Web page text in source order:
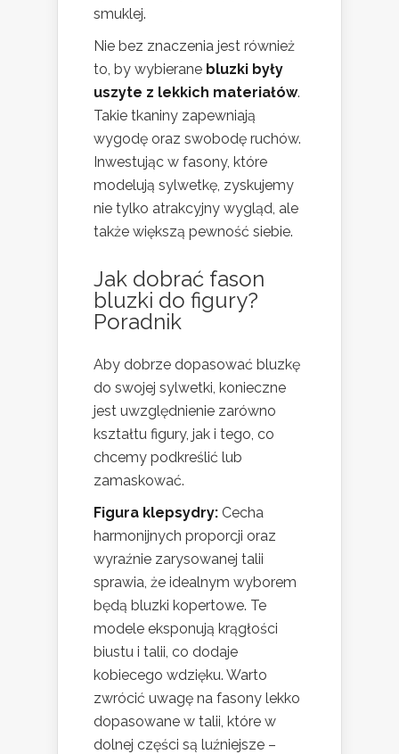
smuklej.
Nie bez znaczenia jest również
to, by wybierane bluzki były
uszyte z lekkich materiałów.
Takie tkaniny zapewniają
wygodę oraz swobodę ruchów.
Inwestując w fasony, które
modelują sylwetkę, zyskujemy
nie tylko atrakcyjny wygląd, ale
także większą pewność siebie.
Jak dobrać fason
bluzki do figury?
Poradnik
Aby dobrze dopasować bluzkę
do swojej sylwetki, konieczne
jest uwzględnienie zarówno
kształtu figury, jak i tego, co
chcemy podkreślić lub
zamaskować.
Figura klepsydry: Cecha
harmonijnych proporcji oraz
wyraźnie zarysowanej talii
sprawia, że idealnym wyborem
będą bluzki kopertowe. Te
modele eksponują krągłości
biustu i talii, co dodaje
kobiecego wdzięku. Warto
zwrócić uwagę na fasony lekko
dopasowane w talii, które w
dolnej części są luźniejsze –